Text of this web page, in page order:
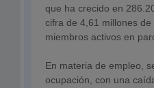
que ha crecido en
cifra de 4,61 millones
miembros activos en
En materia de empleo,
ocupación, con una